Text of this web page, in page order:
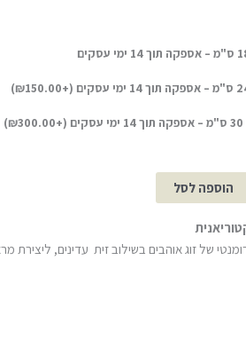
₪150.00
)
₪300.00
)
הוספה לסל
של זוג אוהבים בשילוב זית עדינים, ליצירת